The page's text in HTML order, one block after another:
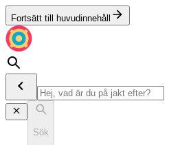
Fortsätt till huvudinnehåll
Sök